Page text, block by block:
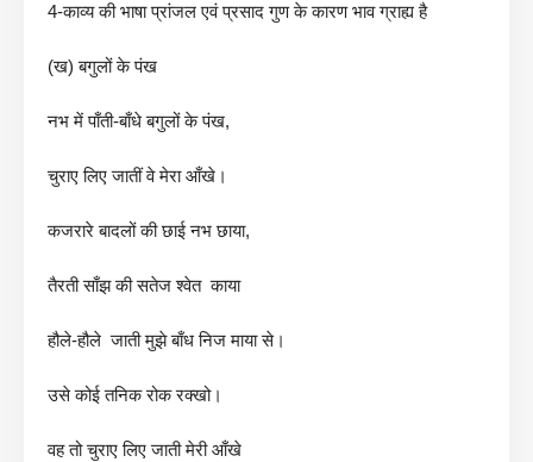
4-काव्य की भाषा प्रांजल एवं प्रसाद गुण के कारण भाव ग्राह्य है
(ख) बगुलों के पंख
नभ में पाँती-बाँधे बगुलों के पंख,
चुराए लिए जातीं वे मेरा आँखे।
कजरारे बादलों की छाई नभ छाया,
तैरती साँझ की सतेज श्वेत काया
हौले-हौले जाती मुझे बाँध निज माया से।
उसे कोई तनिक रोक रक्खो।
वह तो चुराए लिए जाती मेरी आँखे